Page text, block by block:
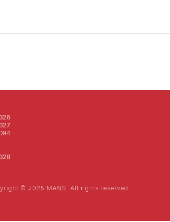
© 2025 MANS. All rights reserved.